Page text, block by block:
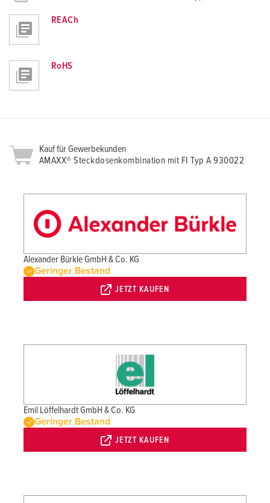
REACh
RoHS
Kauf für Gewerbekunden
AMAXX® Steckdosenkombination mit FI Typ A 930022
Alexander Bürkle GmbH & Co. KG
Geringer Bestand
JETZT KAUFEN
Emil Löffelhardt GmbH & Co. KG
Geringer Bestand
JETZT KAUFEN